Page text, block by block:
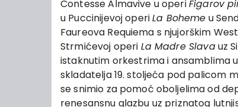
Contesse Almavive u operiFigarov
u Puccinijevoj operiLa Boheme u
Faureova Requiema s njujorškim
Strmićevoj operi La Madre Slavauz
istaknutim orkestrima i ansamblima
skladatelja 19. stoljeća pod palicom
se snimio za pomoć oboljelima od
renesansnu glazbu uz priznatog